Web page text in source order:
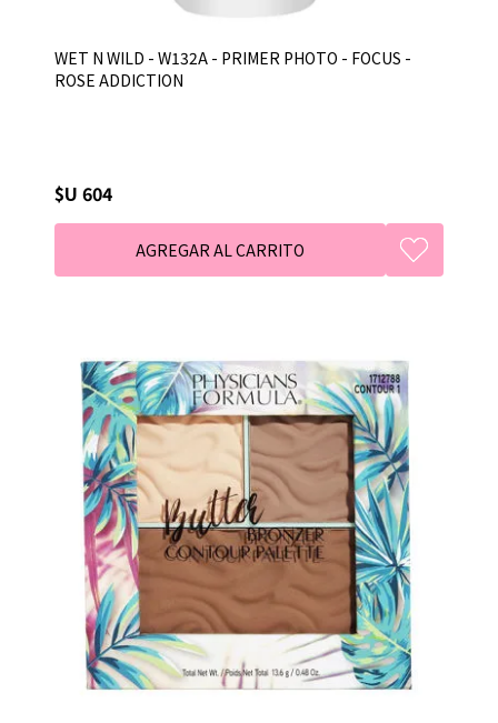
WET N WILD - W132A - PRIMER PHOTO - FOCUS -
ROSE ADDICTION
$U 604